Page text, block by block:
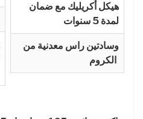
هيكل أكريليك مع ضمان
لمدة 5 سنوات
وسادتين راس معدنية من
الكروم